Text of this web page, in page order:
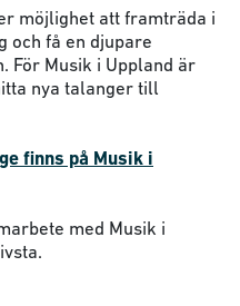
möjlighet att framträda i
och få en djupare
För Musik i Uppland är
nya talanger till
finns på Musik i
med Musik i